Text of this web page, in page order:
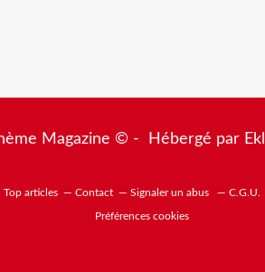
Magazine © - Hébergé par
Top articles Contact Signaler un abus C.G.U.
Préférences cookies